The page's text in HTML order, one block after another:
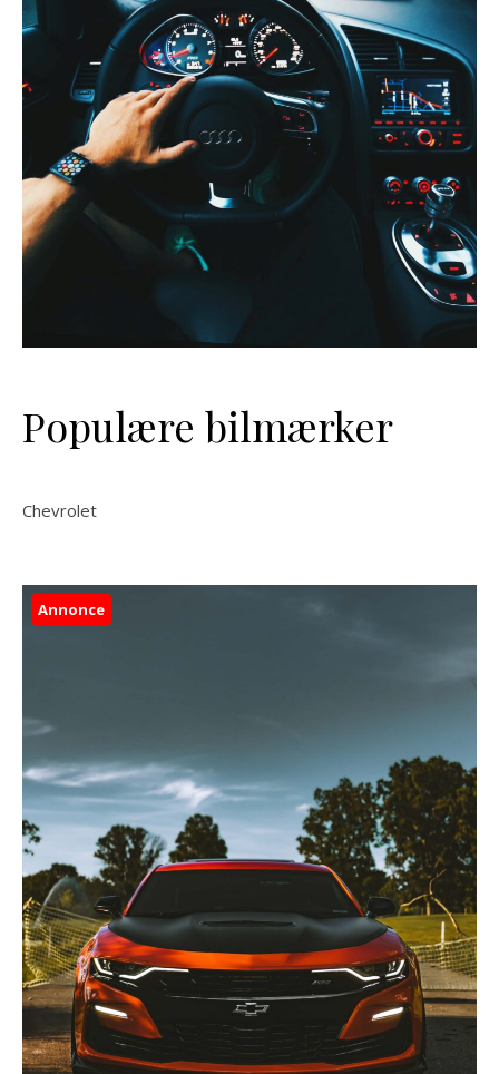
Populære bilmærker
Chevrolet
Annonce